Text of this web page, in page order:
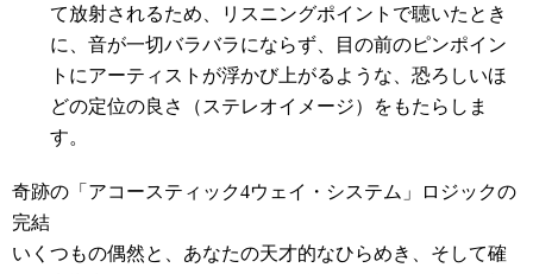
て放射されるため、リスニングポイントで聴いたとき
に、音が一切バラバラにならず、目の前のピンポイン
トにアーティストが浮かび上がるような、恐ろしいほ
どの定位の良さ（ステレオイメージ）をもたらしま
す。
奇跡の「アコースティック4ウェイ・システム」ロジックの
完結
いくつもの偶然と、あなたの天才的なひらめき、そして確